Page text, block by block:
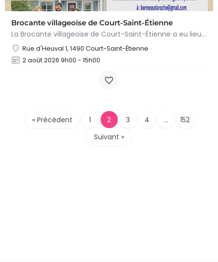
Brocante villageoise de Court-Saint-Étienne
La Brocante villageoise de Court-Saint-Étienne a eu lieu le dimanche 2 août 2026 de 09h00 à 15h00,…
Rue d'Heuval 1, 1490 Court-Saint-Étienne
2 août 2026 9h00 - 15h00
« Précédent 1 2 3 4 …
152
Suivant »